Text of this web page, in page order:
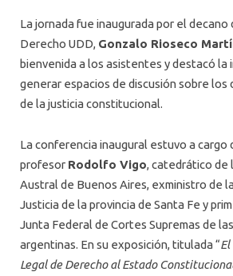
La jornada fue inaugurada por el decano
Derecho UDD, Gonzalo Rioseco
bienvenida a los asistentes y destacó la
generar espacios de discusión sobre los
de la justicia constitucional.
La conferencia inaugural estuvo a cargo
profesor Rodolfo Vigo, catedrático de
Austral de Buenos Aires, exministro de
Justicia de la provincia de Santa Fe y
Junta Federal de Cortes Supremas de
argentinas. En su exposición, titulada “
Legal de Derecho al Estado